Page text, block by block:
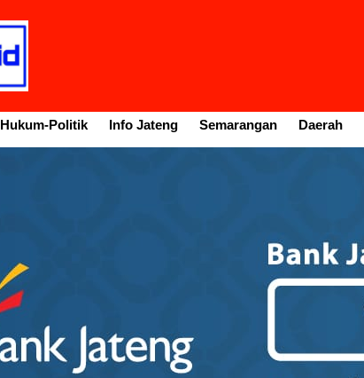
Hukum-Politik Info Jateng Semarangan Daerah